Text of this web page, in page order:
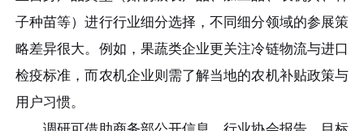
子种苗等）进行行业细分选择，不同细分领域的参展策
略差异很大。例如，果蔬类企业更关注冷链物流与进口
检疫标准，而农机企业则需了解当地的农机补贴政策与
用户习惯。